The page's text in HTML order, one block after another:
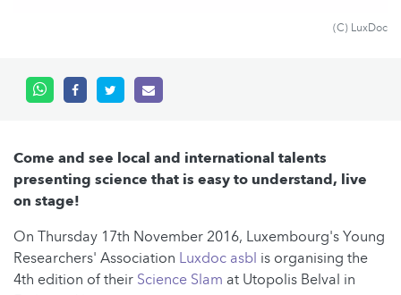
(C) LuxDoc
Come and see local and international talents
presenting science that is easy to understand, live
on stage!
On Thursday 17th November 2016, Luxembourg's Young
Researchers' Association Luxdoc asbl is organising the
4th edition of their Science Slam at Utopolis Belval in